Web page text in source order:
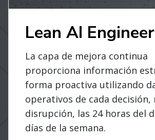
Lean AI Engineer
La capa de mejora continua
proporciona información
forma proactiva utilizando
operativos de cada decisión,
disrupción, las 24 horas del
días de la semana.